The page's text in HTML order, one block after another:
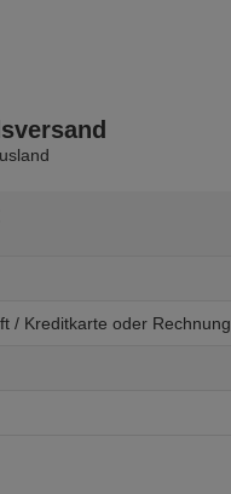
/ Kreditkarte oder Rechnung